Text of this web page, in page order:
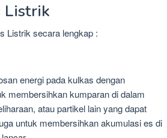
Listrik
Listrik secara lengkap :
energi pada kulkas dengan
membersihkan kumparan di dalam
atau partikel lain yang dapat
untuk membersihkan akumulasi es di